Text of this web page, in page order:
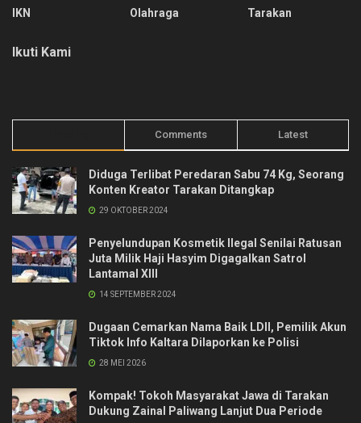
IKN
Olahraga
Tarakan
Ikuti Kami
Comments Latest
Diduga Terlibat Peredaran Sabu 74 Kg, Seorang
Konten Kreator Tarakan Ditangkap
29 OKTOBER 2024
Penyelundupan Kosmetik Ilegal Senilai Ratusan
Juta Milik Haji Hasyim Digagalkan Satrol
Lantamal XIII
14 SEPTEMBER 2024
Dugaan Cemarkan Nama Baik LDII, Pemilik Akun
Tiktok Info Kaltara Dilaporkan ke Polisi
28 MEI 2026
Kompak! Tokoh Masyarakat Jawa di Tarakan
Dukung Zainal Paliwang Lanjut Dua Periode